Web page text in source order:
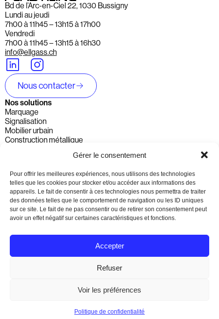
Gérer le consentement
Pour offrir les meilleures expériences, nous utilisons des technologies
telles que les cookies pour stocker et/ou accéder aux informations des
appareils. Le fait de consentir à ces technologies nous permettra de traiter
des données telles que le comportement de navigation ou les ID uniques
sur ce site. Le fait de ne pas consentir ou de retirer son consentement peut
avoir un effet négatif sur certaines caractéristiques et fonctions.
Accepter
Refuser
Voir les préférences
Politique de confidentialité
Bd de l’Arc-en-Ciel 22, 1030 Bussigny
Lundi au jeudi
7h00 à 11h45 – 13h15 à 17h00
Vendredi
7h00 à 11h45 – 13h15 à 16h30
info@ellgass.ch
Nos solutions
Marquage
Signalisation
Mobilier urbain
Construction métallique
Signalisation dynamique
Communes et cantons
Entreprises & Particuliers
Routes nationales - Autoroutes
Parkings et espaces privés
Ferroviaires & Aéronautique
Génie civil & construction
Projets spéciaux et marquage artistique
Nous contacter